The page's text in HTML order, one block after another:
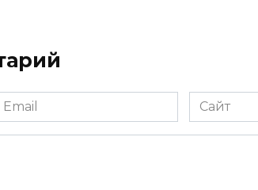
Email
Сайт